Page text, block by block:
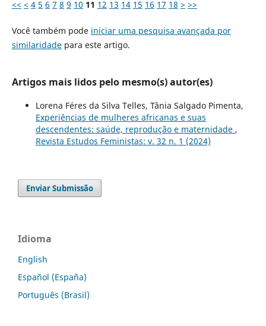
<< < 4 5 6 7 8 9 10 11 12 13 14 15 16 17 18 > >>
Você também pode iniciar uma pesquisa avançada por
similaridadepara este artigo.
Artigos mais lidos pelo mesmo(s) autor(es)
Lorena Féres da Silva Telles, Tânia Salgado Pimenta,
Experiências de mulheres africanas e suas
descendentes: saúde, reprodução e maternidade ,
Revista Estudos Feministas: v. 32 n. 1 (2024)
Enviar Submissão
Idioma
English
Español (España)
Português (Brasil)